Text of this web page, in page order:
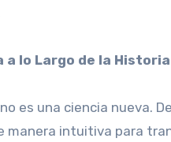
a lo Largo de la Historia
es una ciencia nueva.
manera intuitiva para